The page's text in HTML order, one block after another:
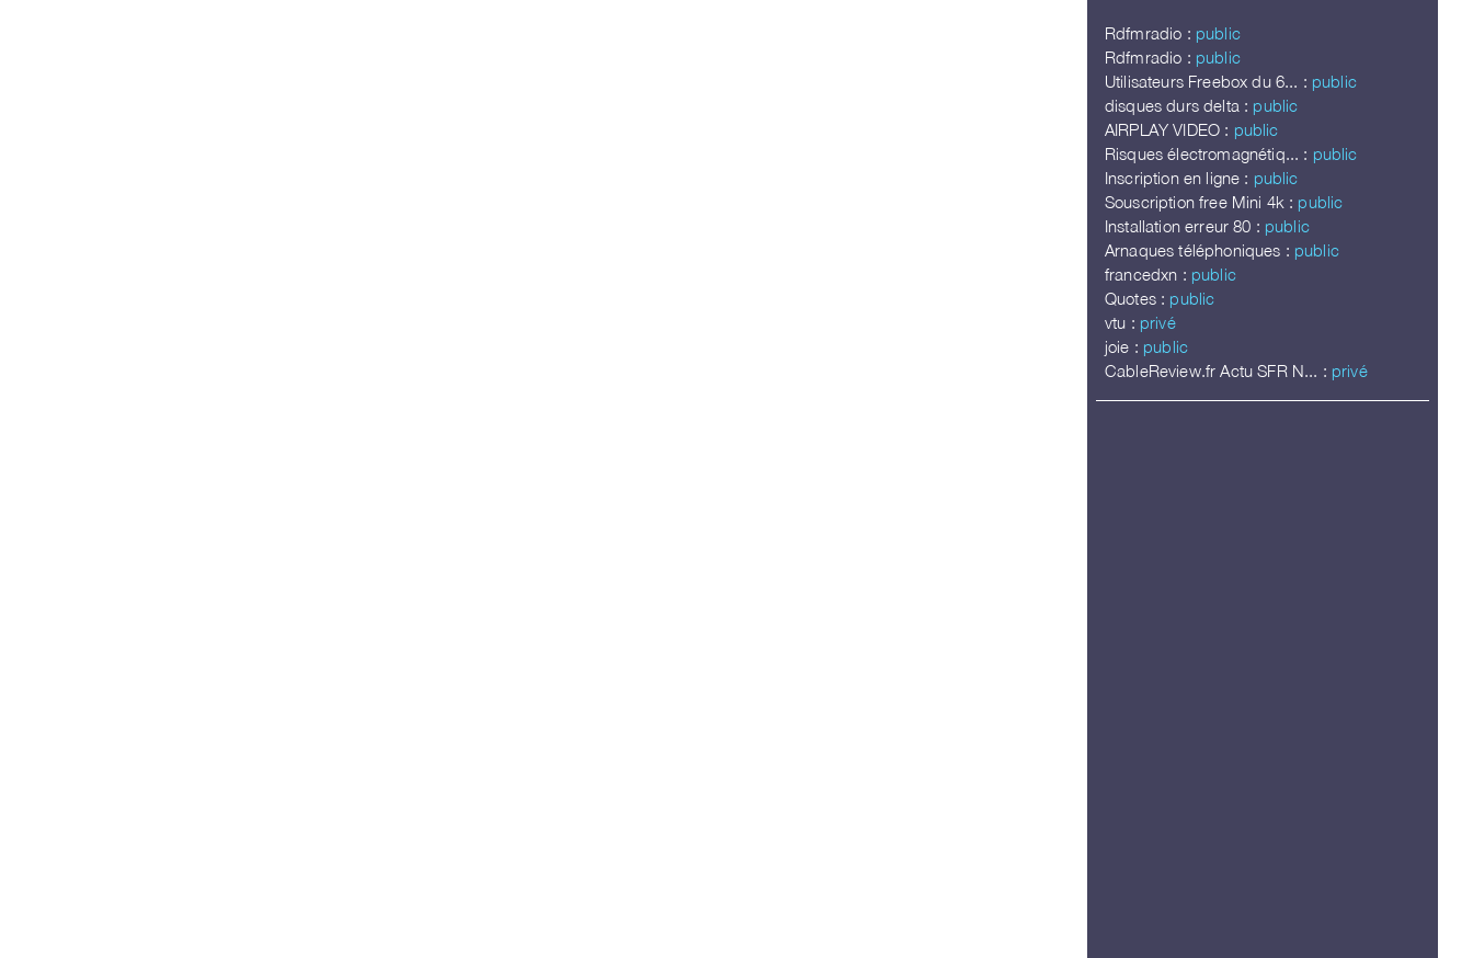
Rdfmradio : public
Rdfmradio : public
Utilisateurs Freebox du 6... : public
disques durs delta : public
AIRPLAY VIDEO : public
Risques électromagnétiq... : public
Inscription en ligne : public
Souscription free Mini 4k : public
Installation erreur 80 : public
Arnaques téléphoniques : public
francedxn : public
Quotes : public
vtu : privé
joie : public
CableReview.fr Actu SFR N... : privé